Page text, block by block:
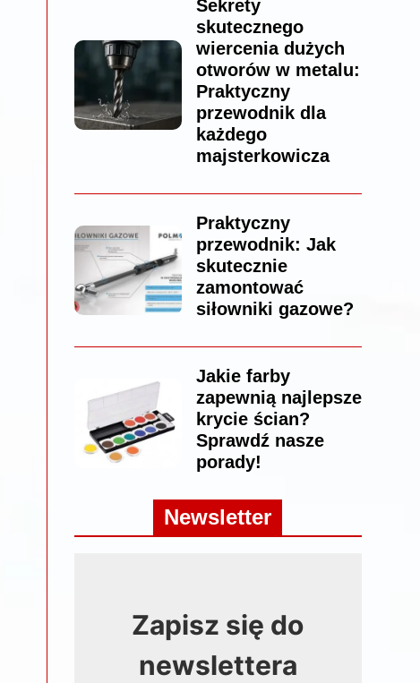
Sekrety
skutecznego
wiercenia dużych
otworów w metalu:
Praktyczny
przewodnik dla
każdego
majsterkowicza
Praktyczny
przewodnik: Jak
skutecznie
zamontować
siłowniki gazowe?
Jakie farby
zapewnią najlepsze
krycie ścian?
Sprawdź nasze
porady!
Newsletter
Zapisz się do
newslettera